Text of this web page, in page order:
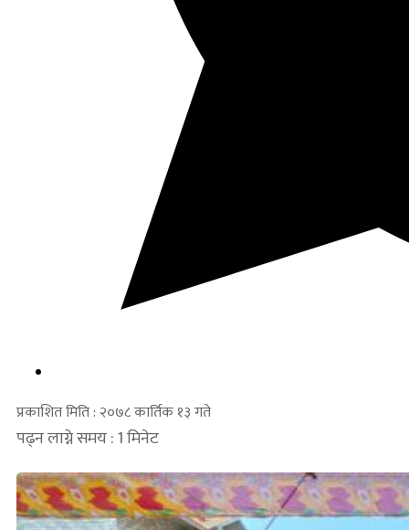
प्रकाशित मिति : २०७८ कार्तिक १३ गते
पढ्न लाग्ने समय : 1 मिनेट